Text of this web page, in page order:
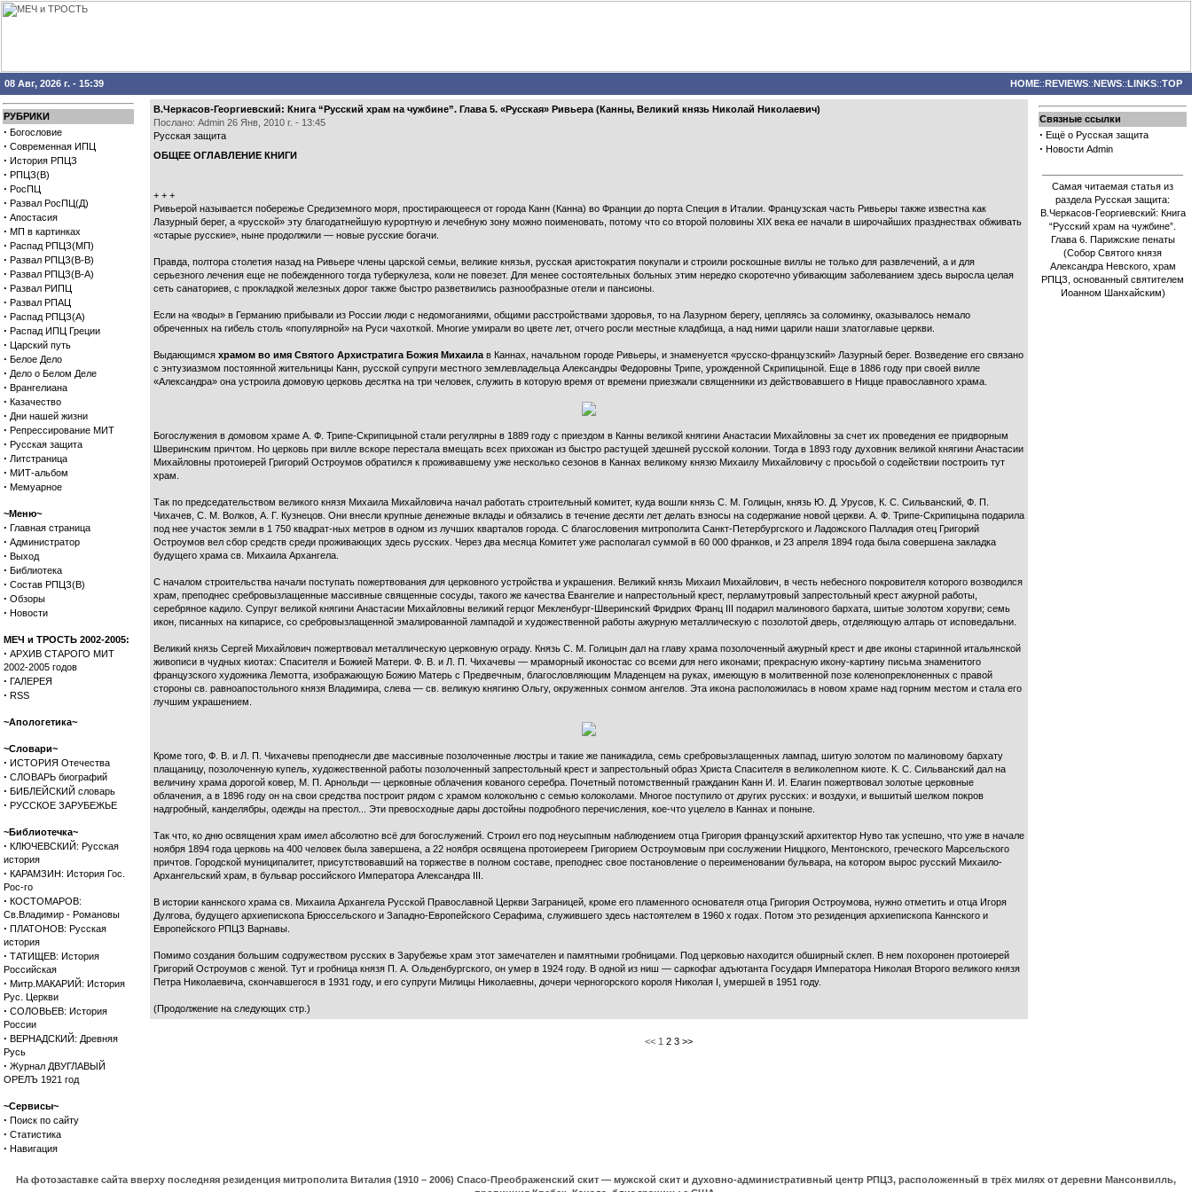
08 Авг, 2026 г. - 15:39 HOME::REVIEWS::NEWS::LINKS::TOP
РУБРИКИ
· Богословие
· Современная ИПЦ
· История РПЦЗ
· РПЦЗ(В)
· РосПЦ
· Развал РосПЦ(Д)
· Апостасия
· МП в картинках
· Распад РПЦЗ(МП)
· Развал РПЦЗ(В-В)
· Развал РПЦЗ(В-А)
· Развал РИПЦ
· Развал РПАЦ
· Распад РПЦЗ(А)
· Распад ИПЦ Греции
· Царский путь
· Белое Дело
· Дело о Белом Деле
· Врангелиана
· Казачество
· Дни нашей жизни
· Репрессирование МИТ
· Русская защита
· Литстраница
· МИТ-альбом
· Мемуарное
~Меню~
· Главная страница
· Администратор
· Выход
· Библиотека
· Состав РПЦЗ(В)
· Обзоры
· Новости
МЕЧ и ТРОСТЬ 2002-2005:
· АРХИВ СТАРОГО МИТ
2002-2005 годов
· ГАЛЕРЕЯ
· RSS
~Апологетика~
~Словари~
· ИСТОРИЯ Отечества
· СЛОВАРЬ биографий
· БИБЛЕЙСКИЙ словарь
· РУССКОЕ ЗАРУБЕЖЬЕ
~Библиотечка~
· КЛЮЧЕВСКИЙ: Русская
история
· КАРАМЗИН: История Гос.
Рос-го
· КОСТОМАРОВ:
Св.Владимир - Романовы
· ПЛАТОНОВ: Русская
история
· ТАТИЩЕВ: История
Российская
· Митр.МАКАРИЙ: История
Рус. Церкви
· СОЛОВЬЕВ: История
России
· ВЕРНАДСКИЙ: Древняя
Русь
· Журнал ДВУГЛАВЫЙ
ОРЕЛЪ 1921 год
~Сервисы~
· Поиск по сайту
· Статистика
· Навигация
В.Черкасов-Георгиевский: Книга “Русский храм на чужбине”. Глава 5. «Русская» Ривьера (Канны, Великий князь Николай Николаевич)
Послано: Admin 26 Янв, 2010 г. - 13:45
Русская защита
ОБЩЕЕ ОГЛАВЛЕНИЕ КНИГИ
+ + +
Ривьерой называется побережье Средиземного моря, простирающееся от города Канн (Канна) во Франции до порта Специя в Италии. Французская часть Ривьеры также известна как
Лазурный берег, а «русской» эту благодатнейшую курортную и лечебную зону можно поименовать, потому что со второй половины XIX века ее начали в широчайших празднествах обживать
«старые русские», ныне продолжили — новые русские богачи.
Правда, полтора столетия назад на Ривьере члены царской семьи, великие князья, русская аристократия покупали и строили роскошные виллы не только для развлечений, а и для
серьезного лечения еще не побежденного тогда туберкулеза, коли не повезет. Для менее состоятельных больных этим нередко скоротечно убивающим заболеванием здесь выросла целая
сеть санаториев, с прокладкой железных дорог также быстро разветвились разнообразные отели и пансионы.
Если на «воды» в Германию прибывали из России люди с недомоганиями, общими расстройствами здоровья, то на Лазурном берегу, цепляясь за соломинку, оказывалось немало
обреченных на гибель столь «популярной» на Руси чахоткой. Многие умирали во цвете лет, отчего росли местные кладбища, а над ними царили наши златоглавые церкви.
Выдающимся храмом во имя Святого Архистратига Божия Михаила в Каннах, начальном городе Ривьеры, и знаменуется «русско-французский» Лазурный берег. Возведение его связано
с энтузиазмом постоянной жительницы Канн, русской супруги местного землевладельца Александры Федоровны Трипе, урожденной Скрипицыной. Еще в 1886 году при своей вилле
«Александра» она устроила домовую церковь десятка на три человек, служить в которую время от времени приезжали священники из действовавшего в Ницце православного храма.
Богослужения в домовом храме А. Ф. Трипе-Скрипицыной стали регулярны в 1889 году с приездом в Канны великой княгини Анастасии Михайловны за счет их проведения ее придворным
Шверинским причтом. Но церковь при вилле вскоре перестала вмещать всех прихожан из быстро растущей здешней русской колонии. Тогда в 1893 году духовник великой княгини Анастасии
Михайловны протоиерей Григорий Остроумов обратился к проживавшему уже несколько сезонов в Каннах великому князю Михаилу Михайловичу с просьбой о содействии построить тут
храм.
Так по председательством великого князя Михаила Михайловича начал работать строительный комитет, куда вошли князь С. М. Голицын, князь Ю. Д. Урусов, К. С. Сильванский, Ф. П.
Чихачев, С. М. Волков, А. Г. Кузнецов. Они внесли крупные денежные вклады и обязались в течение десяти лет делать взносы на содержание новой церкви. А. Ф. Трипе-Скрипицына подарила
под нее участок земли в 1 750 квадрат-ных метров в одном из лучших кварталов города. С благословения митрополита Санкт-Петербургского и Ладожского Палладия отец Григорий
Остроумов вел сбор средств среди проживающих здесь русских. Через два месяца Комитет уже располагал суммой в 60 000 франков, и 23 апреля 1894 года была совершена закладка
будущего храма св. Михаила Архангела.
С началом строительства начали поступать пожертвования для церковного устройства и украшения. Великий князь Михаил Михайлович, в честь небесного покровителя которого возводился
храм, преподнес сребровызлащенные массивные священные сосуды, такого же качества Евангелие и напрестольный крест, перламутровый запрестольный крест ажурной работы,
серебряное кадило. Супруг великой княгини Анастасии Михайловны великий герцог Мекленбург-Шверинский Фридрих Франц III подарил малинового бархата, шитые золотом хоругви; семь
икон, писанных на кипарисе, со сребровызлащенной эмалированной лампадой и художественной работы ажурную металлическую с позолотой дверь, отделяющую алтарь от исповедальни.
Великий князь Сергей Михайлович пожертвовал металлическую церковную ограду. Князь С. М. Голицын дал на главу храма позолоченный ажурный крест и две иконы старинной итальянской
живописи в чудных киотах: Спасителя и Божией Матери. Ф. В. и Л. П. Чихачевы — мраморный иконостас со всеми для него иконами; прекрасную икону-картину письма знаменитого
французского художника Лемотта, изображающую Божию Матерь с Предвечным, благословляющим Младенцем на руках, имеющую в молитвенной позе коленопреклоненных с правой
стороны св. равноапостольного князя Владимира, слева — св. великую княгиню Ольгу, окруженных сонмом ангелов. Эта икона расположилась в новом храме над горним местом и стала его
лучшим украшением.
Кроме того, Ф. В. и Л. П. Чихачевы преподнесли две массивные позолоченные люстры и такие же паникадила, семь сребровызлащенных лампад, шитую золотом по малиновому бархату
плащаницу, позолоченную купель, художественной работы позолоченный запрестольный крест и запрестольный образ Христа Спасителя в великолепном киоте. К. С. Сильванский дал на
величину храма дорогой ковер, М. П. Арнольди — церковные облачения кованого серебра. Почетный потомственный гражданин Канн И. И. Елагин пожертвовал золотые церковные
облачения, а в 1896 году он на свои средства построит рядом с храмом колокольню с семью колоколами. Многое поступило от других русских: и воздухи, и вышитый шелком покров
надгробный, канделябры, одежды на престол... Эти превосходные дары достойны подробного перечисления, кое-что уцелело в Каннах и поныне.
Так что, ко дню освящения храм имел абсолютно всё для богослужений. Строил его под неусыпным наблюдением отца Григория французский архитектор Нуво так успешно, что уже в начале
ноября 1894 года церковь на 400 человек была завершена, а 22 ноября освящена протоиереем Григорием Остроумовым при сослужении Ниццкого, Ментонского, греческого Марсельского
причтов. Городской муниципалитет, присутствовавший на торжестве в полном составе, преподнес свое постановление о переименовании бульвара, на котором вырос русский Михаило-
Архангельский храм, в бульвар российского Императора Александра III.
В истории каннского храма св. Михаила Архангела Русской Православной Церкви Заграницей, кроме его пламенного основателя отца Григория Остроумова, нужно отметить и отца Игоря
Дулгова, будущего архиепископа Брюссельского и Западно-Европейского Серафима, служившего здесь настоятелем в 1960 х годах. Потом это резиденция архиепископа Каннского и
Европейского РПЦЗ Варнавы.
Помимо создания большим содружеством русских в Зарубежье храм этот замечателен и памятными гробницами. Под церковью находится обширный склеп. В нем похоронен протоиерей
Григорий Остроумов с женой. Тут и гробница князя П. А. Ольденбургского, он умер в 1924 году. В одной из ниш — саркофаг адъютанта Государя Императора Николая Второго великого князя
Петра Николаевича, скончавшегося в 1931 году, и его супруги Милицы Николаевны, дочери черногорского короля Николая I, умершей в 1951 году.
(Продолжение на следующих стр.)
Связные ссылки
· Ещё о Русская защита
· Новости Admin
Самая читаемая статья из
раздела Русская защита:
В.Черкасов-Георгиевский: Книга
“Русский храм на чужбине”.
Глава 6. Парижские пенаты
(Собор Святого князя
Александра Невского, храм
РПЦЗ, основанный святителем
Иоанном Шанхайским)
<< 1 2 3 >>
На фотозаставке сайта вверху последняя резиденция митрополита Виталия (1910 – 2006) Спасо-Преображенский скит — мужской скит и духовно-административный центр РПЦЗ, расположенный в трёх милях от деревни Мансонвилль,